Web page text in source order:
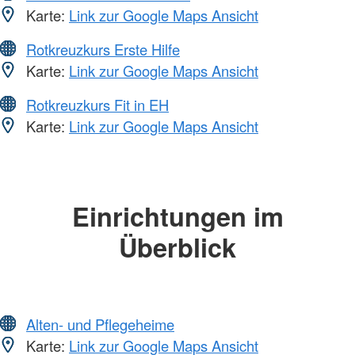
Karte: Link zur Google Maps Ansicht
Rotkreuzkurs Erste Hilfe
Karte: Link zur Google Maps Ansicht
Rotkreuzkurs Fit in EH
Karte: Link zur Google Maps Ansicht
Einrichtungen im
Überblick
Alten- und Pflegeheime
Karte: Link zur Google Maps Ansicht